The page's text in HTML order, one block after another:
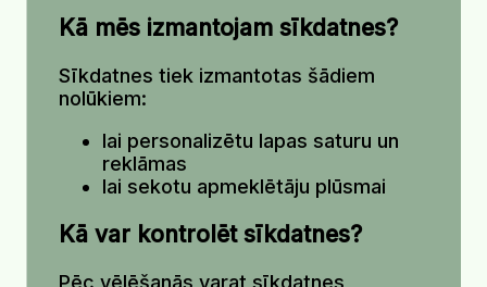
Kā mēs izmantojam sīkdatnes?
Sīkdatnes tiek izmantotas šādiem
nolūkiem:
lai personalizētu lapas saturu un
reklāmas
lai sekotu apmeklētāju plūsmai
Kā var kontrolēt sīkdatnes?